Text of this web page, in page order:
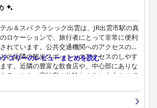
リーブスホテル出雲 (Twin Leaves Hotel
ケーション、美味しい朝食、広くて清潔な部
サービスにより、包括的で満足のいく体験を
って非常にお勧めの選択肢となっています。
ル＆スパ クラシック出雲は、JR出雲市駅の真
ロケーションで、旅行者にとって非常に便利
れています。公共交通機関へのアクセスの良
の近隣の観光スポットへのアクセスのしやす
す。近隣の豊富な飲食店や、中心部にありな
ることも、宿泊客の体験をさらに向上させて
を望む快適なスパなど、モダンで清潔な施設
な魅力を高めています。
ゴリーのレビューまとめを読む